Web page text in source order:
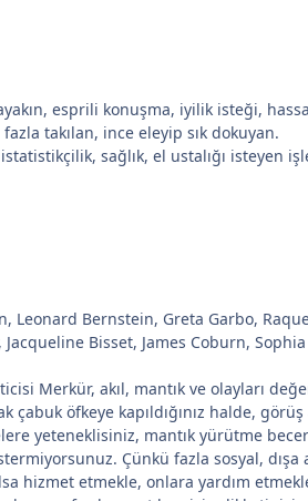
esprili konuşma, iyilik isteği,
takılan, ince eleyip sık dokuyan.
sağlık, el ustalığı isteyen
Leonard Bernstein, Greta Garbo,
Bisset, James Coburn,
Merkür, akıl, mantık ve olayları
öfkeye kapıldığınız halde, görüş
yeteneklisiniz, mantık yürütme
Çünkü fazla sosyal, dışa
hizmet etmekle, onlara yardım